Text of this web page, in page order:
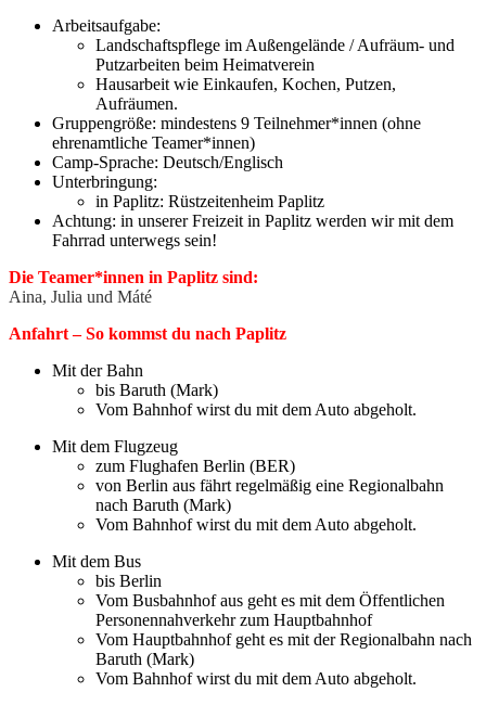
Arbeitsaufgabe:
Landschaftspflege im Außengelände / Aufräum- und
Putzarbeiten beim Heimatverein
Hausarbeit wie Einkaufen, Kochen, Putzen,
Aufräumen.
Gruppengröße: mindestens 9 Teilnehmer*innen (ohne
ehrenamtliche Teamer*innen)
Camp-Sprache: Deutsch/Englisch
Unterbringung:
in Paplitz: Rüstzeitenheim Paplitz
Achtung: in unserer Freizeit in Paplitz werden wir mit dem
Fahrrad unterwegs sein!
Die Teamer*innen in Paplitz sind:
Aina, Julia und Máté
Anfahrt – So kommst du nach Paplitz
Mit der Bahn
bis Baruth (Mark)
Vom Bahnhof wirst du mit dem Auto abgeholt.
Mit dem Flugzeug
zum Flughafen Berlin (BER)
von Berlin aus fährt regelmäßig eine Regionalbahn
nach Baruth (Mark)
Vom Bahnhof wirst du mit dem Auto abgeholt.
Mit dem Bus
bis Berlin
Vom Busbahnhof aus geht es mit dem Öffentlichen
Personennahverkehr zum Hauptbahnhof
Vom Hauptbahnhof geht es mit der Regionalbahn nach
Baruth (Mark)
Vom Bahnhof wirst du mit dem Auto abgeholt.